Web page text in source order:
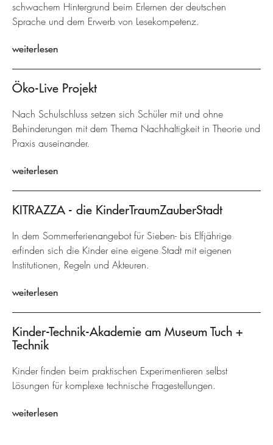
schwachem Hintergrund beim Erlernen der deutschen
Sprache und dem Erwerb von Lesekompetenz.
weiterlesen
Öko-Live Projekt
Nach Schulschluss setzen sich Schüler mit und ohne
Behinderungen mit dem Thema Nachhaltigkeit in Theorie und
Praxis auseinander.
weiterlesen
KITRAZZA - die KinderTraumZauberStadt
In dem Sommerferienangebot für Sieben- bis Elfjährige
erfinden sich die Kinder eine eigene Stadt mit eigenen
Institutionen, Regeln und Akteuren.
weiterlesen
Kinder-Technik-Akademie am Museum Tuch +
Technik
Kinder finden beim praktischen Experimentieren selbst
Lösungen für komplexe technische Fragestellungen.
weiterlesen